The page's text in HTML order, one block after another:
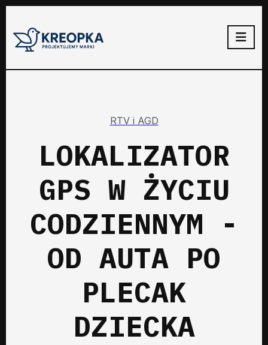
RTV i AGD
LOKALIZATOR
GPS W ŻYCIU
CODZIENNYM -
OD AUTA PO
PLECAK
DZIECKA